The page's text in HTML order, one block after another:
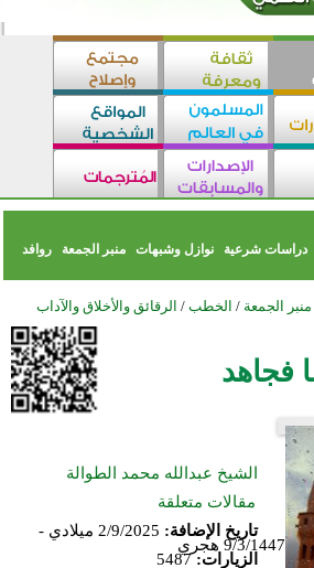
دراسات شرعية نوازل وشبهات منبر الجمعة
روافد
منبر الجمعة / الخطب / الرقائق والأخلاق والآداب
فجاهد
الشيخ عبدالله محمد الطوالة
مقالات متعلقة
تاريخ الإضافة:
2/9/2025 ميلادي -
9/3/1447 هجري
الزيارات:5487